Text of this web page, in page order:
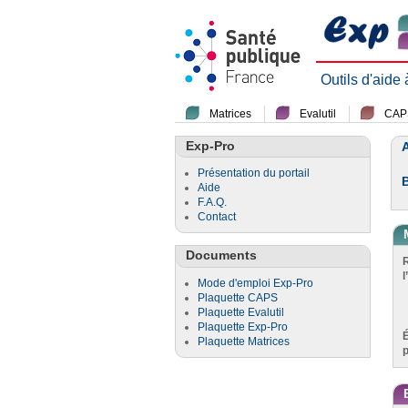
Outils d'aide
Matrices Evalutil
Exp-Pro
Présentation du portail
Aide
F.A.Q.
Contact
Documents
Mode d'emploi Exp-Pro
Plaquette CAPS
Plaquette Evalutil
Plaquette Exp-Pro
Plaquette Matrices